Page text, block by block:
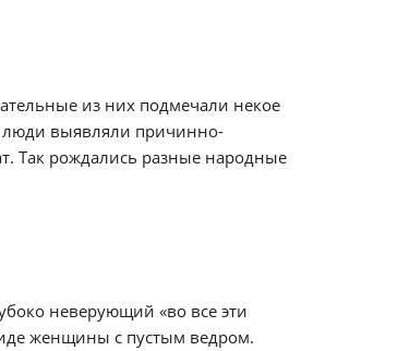
из них подмечали некое
люди выявляли причинно-
Так рождались разные народные
неверующий «во все эти
женщины с пустым ведром.